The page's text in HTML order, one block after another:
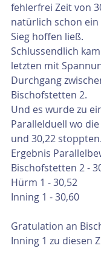
fehlerfrei Zeit von
natürlich schon ein
Sieg hoffen ließ.
Schlussendlich
letzten mit
Durchgang
Bischofstetten 2.
Und es wurde zu
Parallelduell wo
und 30,22 stoppten.
Ergebnis
Bischofstetten 2 -
Hürm 1 - 30,52
Inning 1 - 30,60
Gratulation an
Inning 1 zu diesen